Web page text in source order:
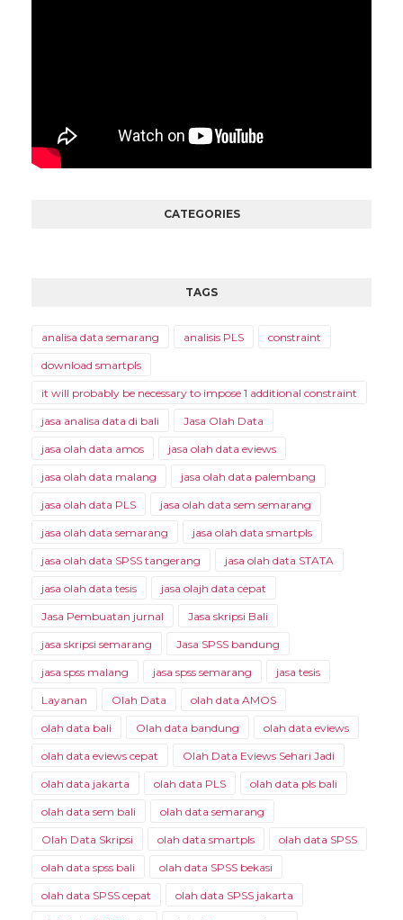
CATEGORIES
TAGS
analisa data semarang analisis PLS constraint
download smartpls
it will probably be necessary to impose 1 additional constraint
jasa analisa data di bali Jasa Olah Data
jasa olah data amos jasa olah data eviews
jasa olah data malang jasa olah data palembang
jasa olah data PLS jasa olah data sem semarang
jasa olah data semarang jasa olah data smartpls
jasa olah data SPSS tangerang jasa olah data STATA
jasa olah data tesis jasa olajh data cepat
Jasa Pembuatan jurnal Jasa skripsi Bali
jasa skripsi semarang Jasa SPSS bandung
jasa spss malang jasa spss semarang jasa tesis
Layanan Olah Data olah data AMOS
olah data bali Olah data bandung olah data eviews
olah data eviews cepat Olah Data Eviews Sehari Jadi
olah data jakarta olah data PLS olah data pls bali
olah data sem bali olah data semarang
Olah Data Skripsi olah data smartpls olah data SPSS
olah data spss bali olah data SPSS bekasi
olah data SPSS cepat olah data SPSS jakarta